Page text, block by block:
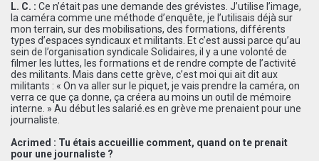
L. C. : Ce n’était pas une demande des grévistes. J’utilise l’image,
la caméra comme une méthode d’enquête, je l’utilisais déjà sur
mon terrain, sur des mobilisations, des formations, différents
types d’espaces syndicaux et militants. Et c’est aussi parce qu’au
sein de l’organisation syndicale Solidaires, il y a une volonté de
filmer les luttes, les formations et de rendre compte de l’activité
des militants. Mais dans cette grève, c’est moi qui ait dit aux
militants : « On va aller sur le piquet, je vais prendre la caméra, on
verra ce que ça donne, ça créera au moins un outil de mémoire
interne. » Au début les salarié.es en grève me prenaient pour une
journaliste.
Acrimed : Tu étais accueillie comment, quand on te prenait
pour une journaliste ?